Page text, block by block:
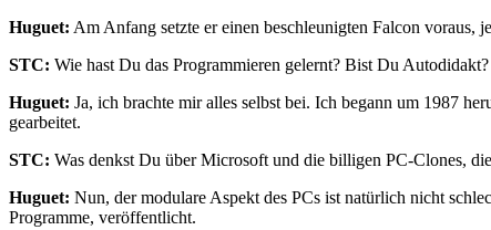
Huguet: Am Anfang setzte er einen beschleunigten Falcon voraus,
STC: Wie hast Du das Programmieren gelernt? Bist Du Autodidakt?
Huguet: Ja, ich brachte mir alles selbst bei. Ich begann um 1987
gearbeitet.
STC: Was denkst Du über Microsoft und die billigen PC-Clones,
Huguet: Nun, der modulare Aspekt des PCs ist natürlich nicht
Programme, veröffentlicht.